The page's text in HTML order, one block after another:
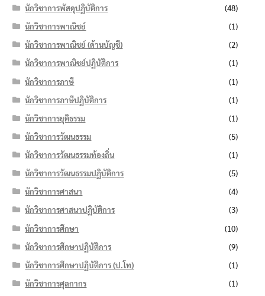
นักวิชาการพัสดุปฏิบัติการ
(48)
นักวิชาการพาณิชย์
(1)
นักวิชาการพาณิชย์ (ด้านบัญชี)
(2)
นักวิชาการพาณิชย์ปฏิบัติการ
(1)
นักวิชาการภาษี
(1)
นักวิชาการภาษีปฏิบัติการ
(1)
นักวิชาการยุติธรรม
(1)
นักวิชาการวัฒนธรรม
(5)
นักวิชาการวัฒนธรรมท้องถิ่น
(1)
นักวิชาการวัฒนธรรมปฏิบัติการ
(5)
นักวิชาการศาสนา
(4)
นักวิชาการศาสนาปฏิบัติการ
(3)
นักวิชาการศึกษา
(10)
นักวิชาการศึกษาปฏิบัติการ
(9)
นักวิชาการศึกษาปฏิบัติการ (ป.โท)
(1)
นักวิชาการศุลกากร
(1)